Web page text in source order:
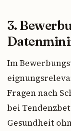
3.
Im
Fragen nach
bei
Gesundheit